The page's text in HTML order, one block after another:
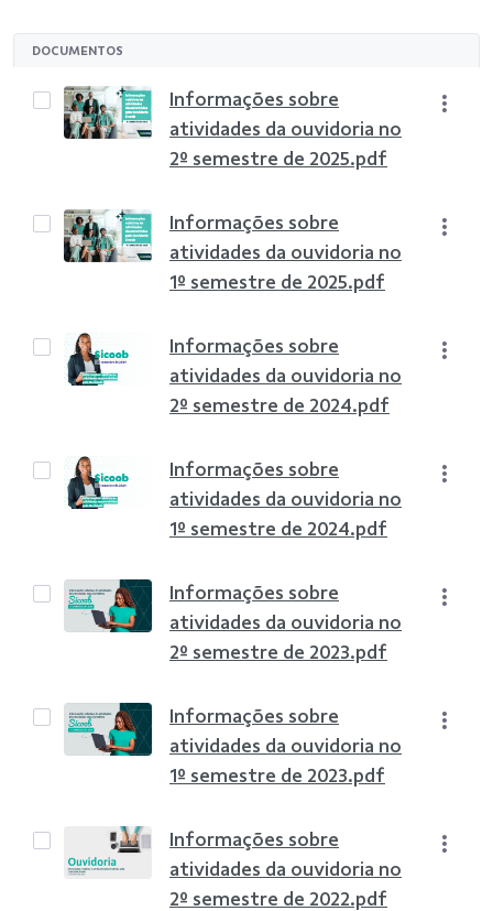
DOCUMENTOS
Informações sobre
atividades da ouvidoria no
2º semestre de 2025.pdf
Informações sobre
atividades da ouvidoria no
1º semestre de 2025.pdf
Informações sobre
atividades da ouvidoria no
2º semestre de 2024.pdf
Informações sobre
atividades da ouvidoria no
1º semestre de 2024.pdf
Informações sobre
atividades da ouvidoria no
2º semestre de 2023.pdf
Informações sobre
atividades da ouvidoria no
1º semestre de 2023.pdf
Informações sobre
atividades da ouvidoria no
2º semestre de 2022.pdf